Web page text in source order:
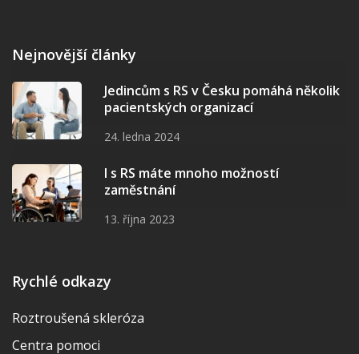
Nejnovější články
Jedincům s RS v Česku pomáhá několik
pacientských organizací
24. ledna 2024
I s RS máte mnoho možností
zaměstnání
13. října 2023
Rychlé odkazy
Roztroušená skleróza
Centra pomoci